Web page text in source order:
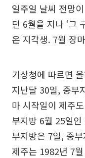
일주일 날씨 전망
던 6월을 지나 ‘그
온 지각생. 7월 장
기상청에 따르면
지난달 30일, 중부
마 시작일이 제주
부지방 6월 25일
부지방은 7일, 중
제주는 1982년 7